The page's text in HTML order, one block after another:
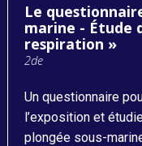
Le
marine - Étude
respiration »
2de
Un questionnaire
l’exposition et
plongée sous-